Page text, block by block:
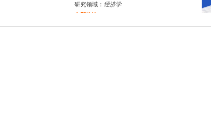
研究领域： 经济学
万志宏 天津市